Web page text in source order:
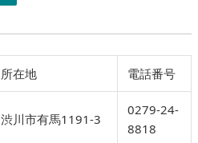
所在地 電話番号
渋川市有馬1191-3
0279-24-
8818